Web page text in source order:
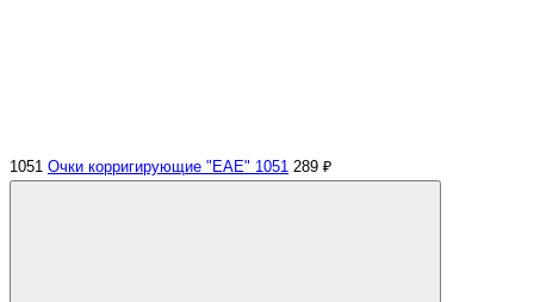
1051 Очки корригирующие "EAE" 1051 289 ₽